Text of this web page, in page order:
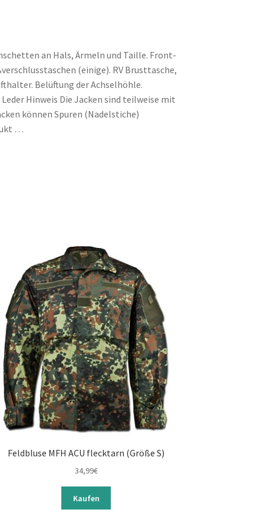
an Hals, Ärmeln und Taille. Front-
(einige). RV Brusttasche,
Belüftung der Achselhöhle.
Hinweis Die Jacken sind teilweise mit
können Spuren (Nadelstiche)
…
Feldbluse MFH ACU flecktarn (Größe S)
34,99€
Kaufen